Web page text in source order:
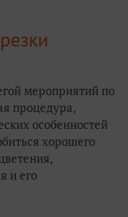
мероприятий по
процедура,
особенностей
хорошего
и его